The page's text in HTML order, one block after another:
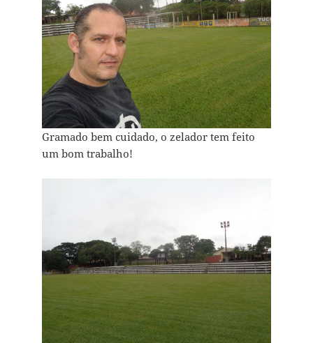
Gramado bem cuidado, o zelador tem feito
um bom trabalho!